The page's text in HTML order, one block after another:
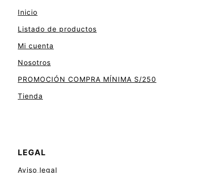
Inicio
Listado de productos
Mi cuenta
Nosotros
PROMOCIÓN COMPRA MÍNIMA S/250
Tienda
LEGAL
Aviso legal